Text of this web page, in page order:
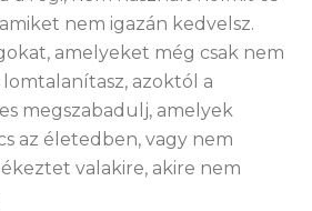
nem igazán kedvelsz.
amelyeket még csak nem
lomtalanítasz, azoktól a
megszabadulj, amelyek
az életedben, vagy nem
valakire, akire nem